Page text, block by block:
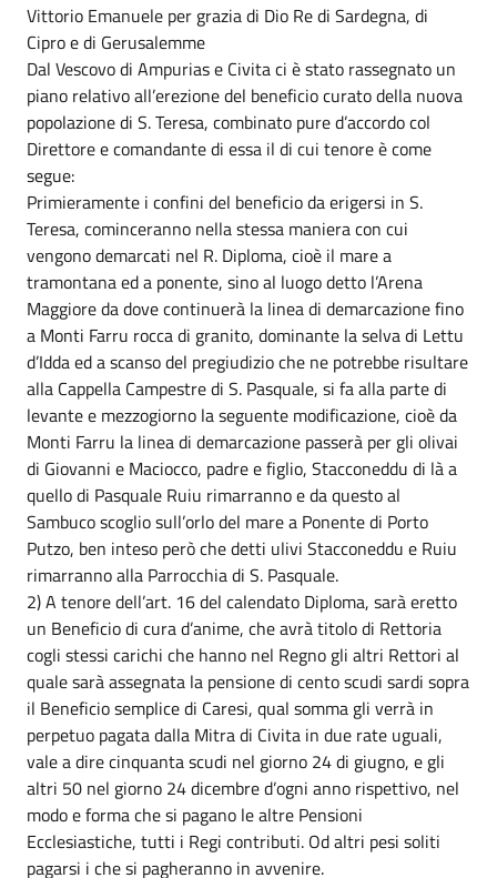
Vittorio Emanuele per grazia di Dio Re di Sardegna, di
Cipro e di Gerusalemme
Dal Vescovo di Ampurias e Civita ci è stato rassegnato un
piano relativo all’erezione del beneficio curato della nuova
popolazione di S. Teresa, combinato pure d’accordo col
Direttore e comandante di essa il di cui tenore è come
segue:
Primieramente i confini del beneficio da erigersi in S.
Teresa, cominceranno nella stessa maniera con cui
vengono demarcati nel R. Diploma, cioè il mare a
tramontana ed a ponente, sino al luogo detto l’Arena
Maggiore da dove continuerà la linea di demarcazione fino
a Monti Farru rocca di granito, dominante la selva di Lettu
d’Idda ed a scanso del pregiudizio che ne potrebbe risultare
alla Cappella Campestre di S. Pasquale, si fa alla parte di
levante e mezzogiorno la seguente modificazione, cioè da
Monti Farru la linea di demarcazione passerà per gli olivai
di Giovanni e Maciocco, padre e figlio, Stacconeddu di là a
quello di Pasquale Ruiu rimarranno e da questo al
Sambuco scoglio sull’orlo del mare a Ponente di Porto
Putzo, ben inteso però che detti ulivi Stacconeddu e Ruiu
rimarranno alla Parrocchia di S. Pasquale.
2) A tenore dell’art. 16 del calendato Diploma, sarà eretto
un Beneficio di cura d’anime, che avrà titolo di Rettoria
cogli stessi carichi che hanno nel Regno gli altri Rettori al
quale sarà assegnata la pensione di cento scudi sardi sopra
il Beneficio semplice di Caresi, qual somma gli verrà in
perpetuo pagata dalla Mitra di Civita in due rate uguali,
vale a dire cinquanta scudi nel giorno 24 di giugno, e gli
altri 50 nel giorno 24 dicembre d’ogni anno rispettivo, nel
modo e forma che si pagano le altre Pensioni
Ecclesiastiche, tutti i Regi contributi. Od altri pesi soliti
pagarsi i che si pagheranno in avvenire.